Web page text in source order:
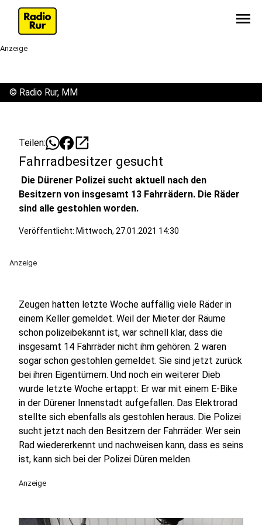
menu
Anzeige
© Radio Rur, MM
Teilen: open_in_new
Fahrradbesitzer gesucht
Die Dürener Polizei sucht aktuell nach den
Besitzern von insgesamt 13 Fahrrädern. Die Räder
sind alle gestohlen worden.
Veröffentlicht: Mittwoch, 27.01.2021 14:30
Anzeige
Zeugen hatten letzte Woche auffällig viele Räder in
einem Keller gemeldet. Weil der Mieter der Räume
schon polizeibekannt ist, war schnell klar, dass die
insgesamt 14 Fahrräder nicht ihm gehören. 2 waren
sogar schon gestohlen gemeldet. Sie sind jetzt zurück
bei ihren Eigentümern. Und noch ein weiterer Dieb
wurde letzte Woche ertappt: Er war mit einem E-Bike
in der Dürener Innenstadt aufgefallen. Das Elektrorad
stellte sich ebenfalls als gestohlen heraus. Die Polizei
sucht jetzt nach den Besitzern der Fahrräder. Wer sein
Rad wiedererkennt und nachweisen kann, dass es seins
ist, kann sich bei der Polizei Düren melden.
Anzeige